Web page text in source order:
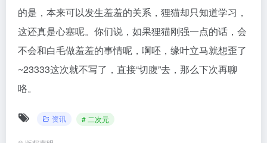
的是，本来可以发生羞羞的关系，狸猫却只知道学习，
这还真是心塞呢。你们说，如果狸猫刚强一点的话，会
不会和白毛做羞羞的事情呢，啊呸，缘叶立马就想歪了
~23333这次就不写了，直接“切腹”去，那么下次再聊
咯。
资讯 # 二次元